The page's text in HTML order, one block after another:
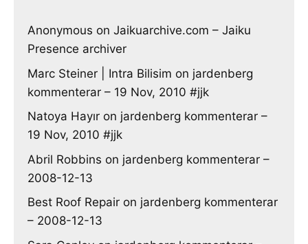
Anonymous on Jaikuarchive.com – Jaiku
Presence archiver
Marc Steiner | Intra Bilisim on jardenberg
kommenterar – 19 Nov, 2010 #jjk
Natoya Hayır on jardenberg kommenterar –
19 Nov, 2010 #jjk
Abril Robbins on jardenberg kommenterar –
2008-12-13
Best Roof Repair on jardenberg kommenterar
– 2008-12-13